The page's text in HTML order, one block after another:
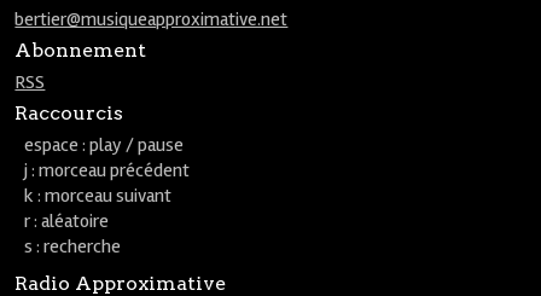
bertier@musiqueapproximative.net
Abonnement
RSS
Raccourcis
espace : play / pause
j : morceau précédent
k : morceau suivant
r : aléatoire
s : recherche
Radio Approximative